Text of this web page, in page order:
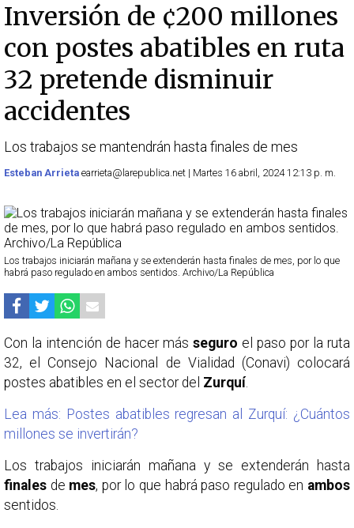
Inversión de ¢200 millones
con postes abatibles en ruta
32 pretende disminuir
accidentes
Los trabajos se mantendrán hasta finales de mes
Esteban Arrieta earrieta@larepublica.net | Martes 16 abril, 2024 12:13 p. m.
Los trabajos iniciarán mañana y se extenderán hasta finales de mes, por lo que
habrá paso regulado en ambos sentidos. Archivo/La República
Con la intención de hacer más seguro el paso por la ruta
32, el Consejo Nacional de Vialidad (Conavi) colocará
postes abatibles en el sector del Zurquí.
Lea más: Postes abatibles regresan al Zurquí: ¿Cuántos
millones se invertirán?
Los trabajos iniciarán mañana y se extenderán hasta
finales de mes, por lo que habrá paso regulado en ambos
sentidos.